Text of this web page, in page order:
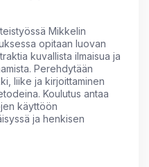
Mikkelin
opitaan luovan
kuvallista ilmaisua ja
Perehdytään
liike ja kirjoittaminen
Koulutus antaa
käyttöön
ja henkisen